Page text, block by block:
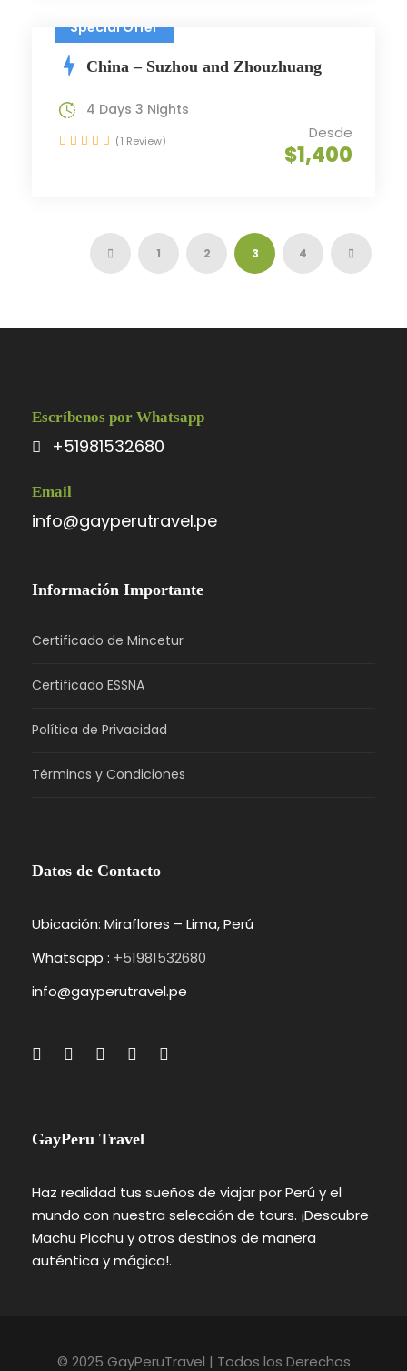
Special Offer
China – Suzhou and Zhouzhuang
Desde
$1,400
4 Days 3 Nights
(1 Review)
1 2 3 4
Escríbenos por Whatsapp
+51981532680
Email
info@gayperutravel.pe
Información Importante
Certificado de Mincetur
Certificado ESSNA
Política de Privacidad
Términos y Condiciones
Datos de Contacto
Ubicación: Miraflores – Lima, Perú
Whatsapp : +51981532680
info@gayperutravel.pe
GayPeru Travel
Haz realidad tus sueños de viajar por Perú y el
mundo con nuestra selección de tours. ¡Descubre
Machu Picchu y otros destinos de manera
auténtica y mágica!.
© 2025 GayPeruTravel | Todos los Derechos